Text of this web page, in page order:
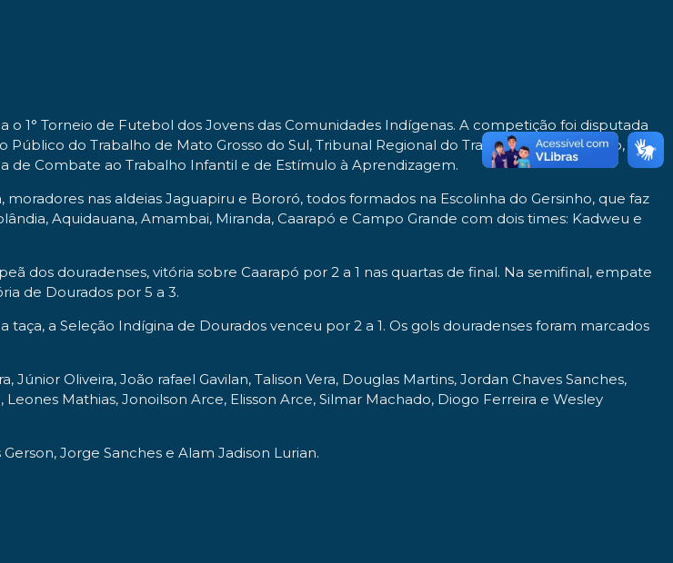
1° Torneio de Futebol dos Jovens das Comunidades Indígenas. A competição foi disputada
do Trabalho de Mato Grosso do Sul, Tribunal Regional do Trabalho da 24ª Região,
de Combate ao Trabalho Infantil e de Estímulo à Aprendizagem.
nas aldeias Jaguapiru e Bororó, todos formados na Escolinha do Gersinho, que faz
Aquidauana, Amambai, Miranda, Caarapó e Campo Grande com dois times: Kadweu e
dos douradenses, vitória sobre Caarapó por 2 a 1 nas quartas de final. Na semifinal, empate
de Dourados por 5 a 3.
a Seleção Indígina de Dourados venceu por 2 a 1. Os gols douradenses foram marcados
Oliveira, João rafael Gavilan, Talison Vera, Douglas Martins, Jordan Chaves Sanches,
Mathias, Jonoilson Arce, Elisson Arce, Silmar Machado, Diogo Ferreira e Wesley
Jorge Sanches e Alam Jadison Lurian.